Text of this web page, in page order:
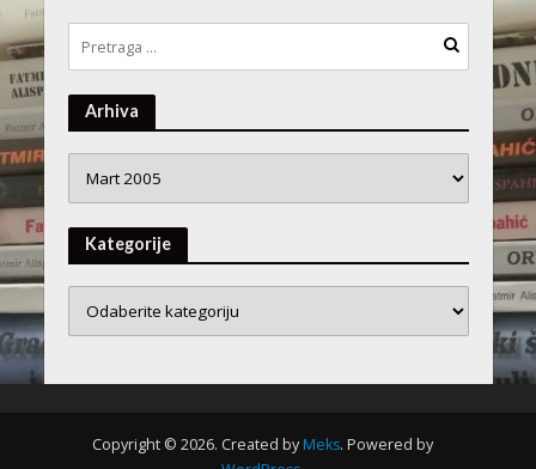
Arhiva
Kategorije
Copyright © 2026. Created by Meks. Powered by